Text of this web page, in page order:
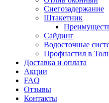
Снегозадержание
Штакетник
Сайдинг
Водосточные
Профнастил в
Доставка и оплата
Акции
FAQ
Отзывы
Контакты
Сайдинг
Водосточные системы
Профнастил в Тольятти